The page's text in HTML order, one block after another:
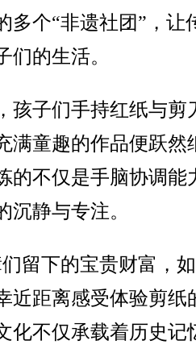
多个“非遗社团”，让
们的生活。
子们手持红纸与剪
满童趣的作品便跃然
的不仅是手脑协调能
沉静与专注。
下的宝贵财富，
近距离感受体验剪纸
化不仅承载着历史记